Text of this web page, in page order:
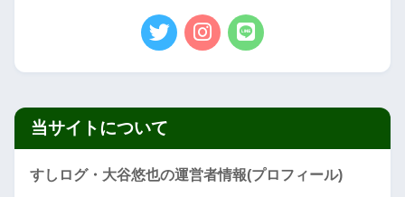
当サイトについて
すしログ・大谷悠也の運営者情報(プロフィール)